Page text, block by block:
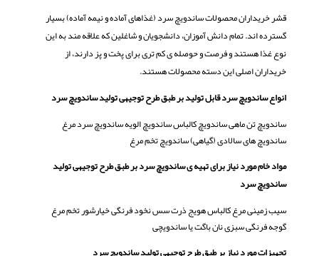
قشر خریداران محصولات ساندویچ سرد (غذاهای آماده و نیمه آماده) بسیار
گسترده اند. تمام دانش آموزان، دانشجویان و شاغلین که علاقه مند به این
نوع غذا هستند و فرصت و حوصله ی کم تری برای پخت و پز دارند، از
خریداران اصلی این دسته محصولات هستند.
انواع ساندویچ سرد قابل تولید بر طبق طرح توجیهی تولید ساندویچ سرد
ساندویچ تن ماهی ساندویچ کالباس ساندویچ الویه ساندویچ سرد مرغ
ساندویچ های سالادی (گیاهی) ساندویچ تخم مرغ
مواد خام مورد نیاز برای تهیه ی ساندویچ سرد بر طبق طرح توجیهی تولید
ساندویچ سرد
سیب زمینی مرغ کالباس هویج ذرت سس نخود فرنگی خیارشور تخم مرغ
گوجه فرنگی سبزی نان باگت یا ساندویچی
تجهیزات مورد نیاز بر طبق طرح توجیهی تولید ساندویچ سرد